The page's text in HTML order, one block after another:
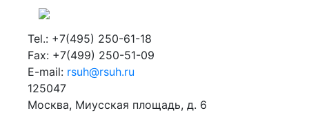
Tel.: +7(495) 250-61-18
Fax: +7(499) 250-51-09
E-mail: rsuh@rsuh.ru
125047
Москва, Миусская площадь, д. 6